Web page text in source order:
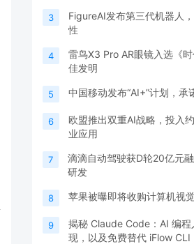
3
FigureAI发布第三代机器人
性
4
雷鸟X3 Pro AR眼镜入选《
佳发明
5 中国移动发布“AI+”计划，
6
欧盟推出双重AI战略，投入
业应用
7
滴滴自动驾驶获D轮20亿元
研发
8 苹果被曝即将收购计算机视
9
揭秘 Claude Code：AI 编程
现，以及免费替代 iFlow CLI